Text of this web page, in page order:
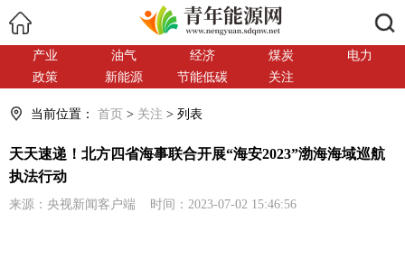
产业 油气 经济 煤炭
电力
政策
新能源 节能低碳 关注
当前位置： 首页 > 关注 > 列表
天天速递！北方四省海事联合开展“海安2023”渤海海域巡航
执法行动
来源：央视新闻客户端 时间：2023-07-02 15:46:56